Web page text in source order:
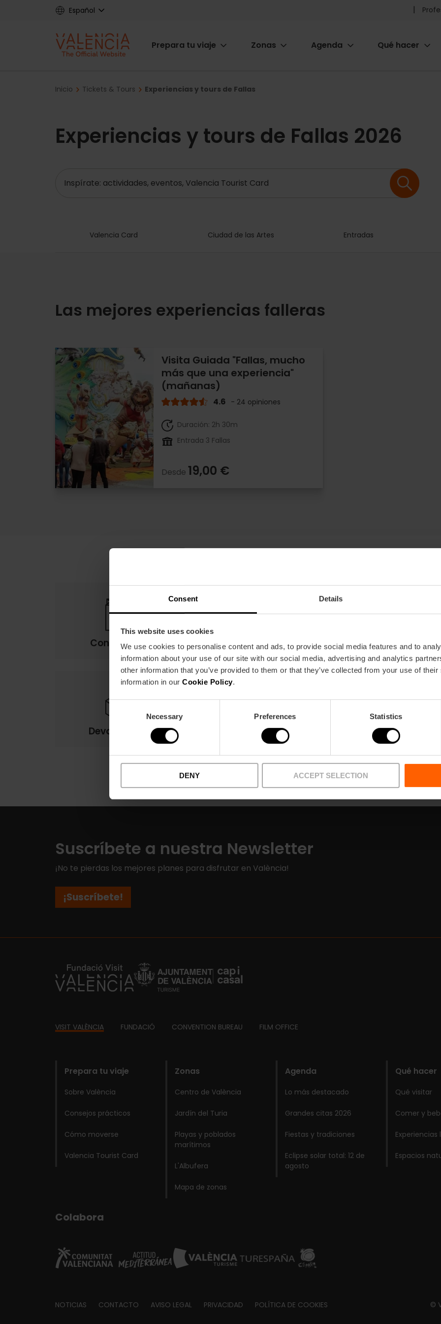
Consent Details
This website uses cookies
We use cookies to personalise content and ads, to provide social media features and to
information about your use of our site with our social media, advertising and analytics
other information that you’ve provided to them or that they’ve collected from your use of
information in our Cookie Policy.
Consent
Selection
Necessary Preferences Statistics
DENY ACCEPT SELECTION
Español
Main
Prepara tu viaje Zonas Agenda Qué hacer
Breadcrumb
Inicio Tickets & Tours Experiencias y tours de Fallas
Experiencias y tours de Fallas 2026
Valencia Card Ciudad de las Artes Entradas
Las mejores experiencias falleras
Visita Guiada "Fallas, mucho
más que una experiencia"
(mañanas)
4.6 - 24 opiniones
Duración: 2h 30m
Entrada 3 Fallas
Desde 19,00 €
Condiciones Ofertas FAQs
Devoluciones Puntos recogida Artículos
Suscríbete a nuestra Newsletter
¡No te pierdas los mejores planes para disfrutar en València!
¡Suscríbete!
https://fundacion.visitvalencia.com/
Footer
VISIT VALÈNCIA FUNDACIÓ CONVENTION BUREAU FILM OFFICE
Prepara tu viaje
Sobre València
Consejos prácticos
Cómo moverse
Valencia Tourist Card
Zonas
Centro de València
Jardín del Turia
Playas y poblados
marítimos
L'Albufera
Mapa de zonas
Agenda
Lo más destacado
Grandes citas 2026
Fiestas y tradiciones
Eclipse solar total: 12 de
agosto
Qué hacer
Qué visitar
Comer y
Experiencias
Espacios
Colabora
Footer
NOTICIAS CONTACTO AVISO LEGAL PRIVACIDAD POLÍTICA DE COOKIES ©